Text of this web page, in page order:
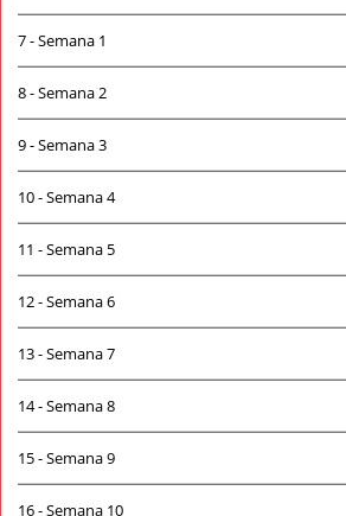
7 -Semana 1
8 -Semana 2
9 -Semana 3
10 -Semana 4
11 -Semana 5
12 -Semana 6
13 -Semana 7
14 -Semana 8
15 -Semana 9
16 -Semana 10